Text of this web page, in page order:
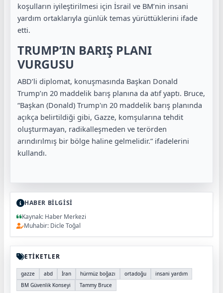
koşulların iyileştirilmesi için İsrail ve BM’nin insani
yardım ortaklarıyla günlük temas yürüttüklerini ifade
etti.
TRUMP’IN BARIŞ PLANI
VURGUSU
ABD’li diplomat, konuşmasında Başkan Donald
Trump’ın 20 maddelik barış planına da atıf yaptı. Bruce,
“Başkan (Donald) Trump'ın 20 maddelik barış planında
açıkça belirtildiği gibi, Gazze, komşularına tehdit
oluşturmayan, radikalleşmeden ve terörden
arındırılmış bir bölge haline gelmelidir.” ifadelerini
kullandı.
HABER BİLGİSİ
Kaynak: Haber Merkezi
Muhabir: Dicle Toğal
ETİKETLER
gazze abd İran hürmüz boğazı ortadoğu
insani yardım
BM Güvenlik Konseyi
Tammy Bruce